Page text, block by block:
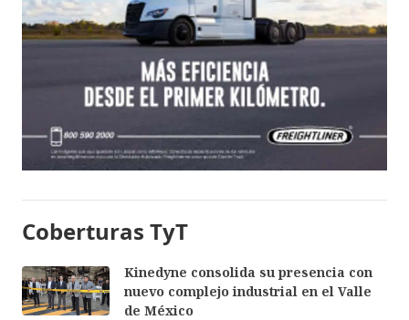
Coberturas TyT
Kinedyne consolida su presencia con
nuevo complejo industrial en el Valle
de México